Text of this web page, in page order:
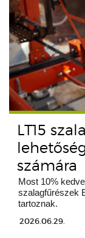
LT15
számára
Most 10%
szalagfűrészek
tartoznak.
2026.06.29.